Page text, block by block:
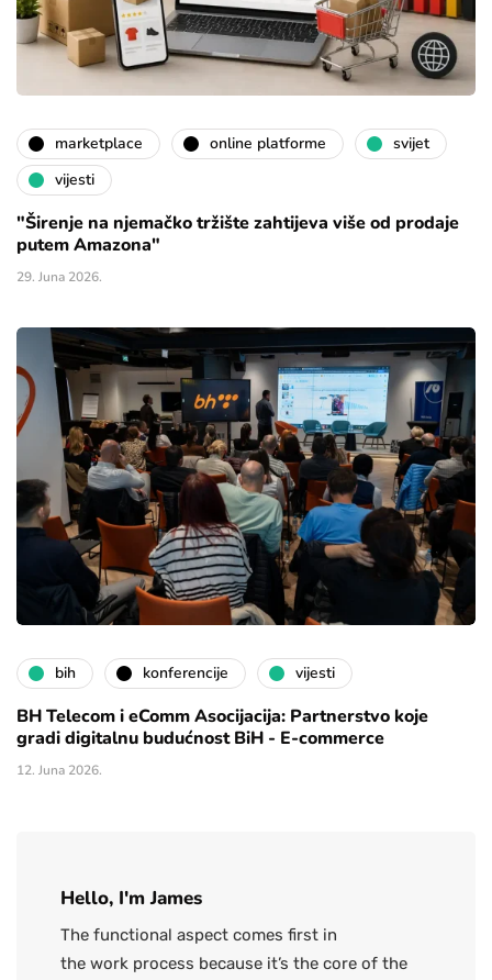
marketplace online platforme
svijet
vijesti
"Širenje na njemačko tržište zahtijeva više od prodaje
putem Amazona"
29. Juna 2026.
bih konferencije vijesti
BH Telecom i eComm Asocijacija: Partnerstvo koje
gradi digitalnu budućnost BiH - E-commerce
12. Juna 2026.
Hello, I'm James
The functional aspect comes first in
the work process because it’s the core of the